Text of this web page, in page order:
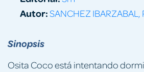
Sinopsis
Osita Coco está intentando
Autor:SANCHEZ